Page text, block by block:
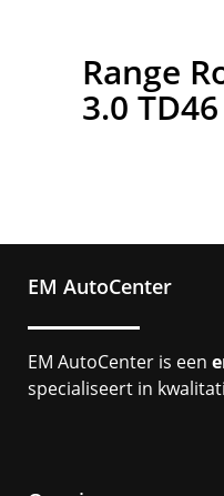
Range
3.0 TD46
EM AutoCenter
EM AutoCenter is een
specialiseert in